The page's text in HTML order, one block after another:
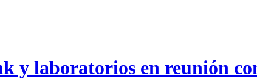
y laboratorios en reunión